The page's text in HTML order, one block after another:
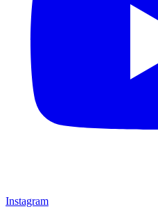
Instagram